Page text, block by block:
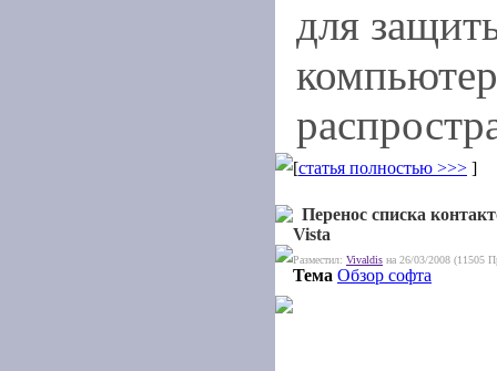
для
[статья полностью >>> ]
Перенос списка
Vista
Разместил: Vivaldis на 26/03/2008 (11505
Тема Обзор софта